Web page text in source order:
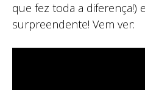
que fez toda a diferença!)
surpreendente! Vem ver: